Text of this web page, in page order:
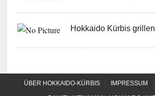
Hokkaido Kürbis grillen
ÜBER HOKKAIDO-KÜRBIS IMPRESSUM